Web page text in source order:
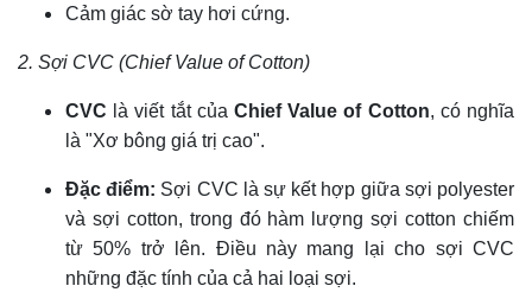
Cảm giác sờ tay hơi cứng.
2. Sợi CVC (Chief Value of Cotton)
CVC là viết tắt của Chief Value of Cotton, có nghĩa
là "Xơ bông giá trị cao".
Đặc điểm: Sợi CVC là sự kết hợp giữa sợi polyester
và sợi cotton, trong đó hàm lượng sợi cotton chiếm
từ 50% trở lên. Điều này mang lại cho sợi CVC
những đặc tính của cả hai loại sợi.